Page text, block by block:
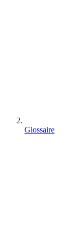
Glossaire